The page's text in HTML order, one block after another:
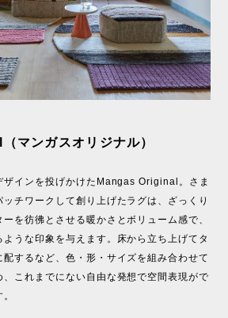
マンガスオリジナル）
ザインを投げかけたMangas Original。さま
チワークして創り上げたラグは、ざっくり
を彷彿とさせる暖かさとボリューム感で、
うな印象を与えます。床から立ち上げてタ
するなど、色・形・サイズを組み合わせて
、これまでにない自由な発想で空間表現がで